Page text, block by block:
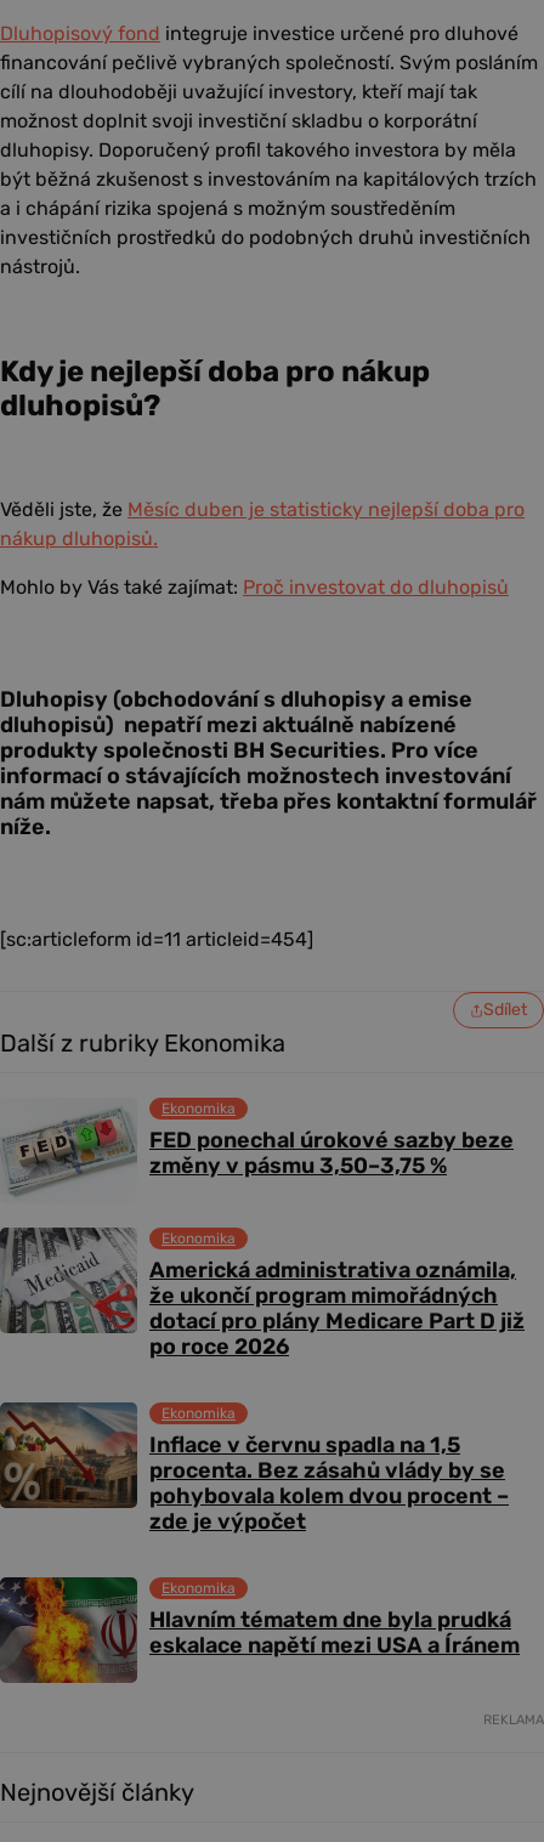
Dluhopisový fond integruje investice určené pro dluhové
financování pečlivě vybraných společností. Svým posláním
cílí na dlouhodoběji uvažující investory, kteří mají tak
možnost doplnit svoji investiční skladbu o korporátní
dluhopisy. Doporučený profil takového investora by měla
být běžná zkušenost s investováním na kapitálových trzích
a i chápání rizika spojená s možným soustředěním
investičních prostředků do podobných druhů investičních
nástrojů.
Kdy je nejlepší doba pro nákup
dluhopisů?
Věděli jste, že Měsíc duben je statisticky nejlepší doba pro
nákup dluhopisů.
Mohlo by Vás také zajímat: Proč investovat do dluhopisů
Dluhopisy (obchodování s dluhopisy a emise
dluhopisů) nepatří mezi aktuálně nabízené
produkty společnosti BH Securities. Pro více
informací o stávajících možnostech investování
nám můžete napsat, třeba přes kontaktní formulář
níže.
[sc:articleform id=11 articleid=454]
Sdílet
Další z rubriky Ekonomika
FED ponechal úrokové sazby beze
změny v pásmu 3,50–3,75 %
Ekonomika
Americká administrativa oznámila,
že ukončí program mimořádných
dotací pro plány Medicare Part D již
po roce 2026
Ekonomika
Inflace v červnu spadla na 1,5
procenta. Bez zásahů vlády by se
pohybovala kolem dvou procent –
zde je výpočet
Ekonomika
Hlavním tématem dne byla prudká
eskalace napětí mezi USA a Íránem
Ekonomika
REKLAMA
Nejnovější články